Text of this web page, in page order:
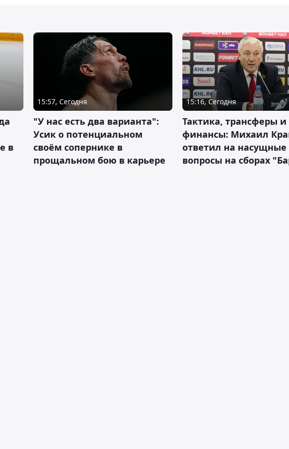
в
15:57, Сегодня
"У нас есть два варианта":
Усик о потенциальном
своём сопернике в
прощальном бою в карьере
15:16, Сегодня
Тактика, трансферы и
финансы: Михаил
ответил на насущные
вопросы на сборах